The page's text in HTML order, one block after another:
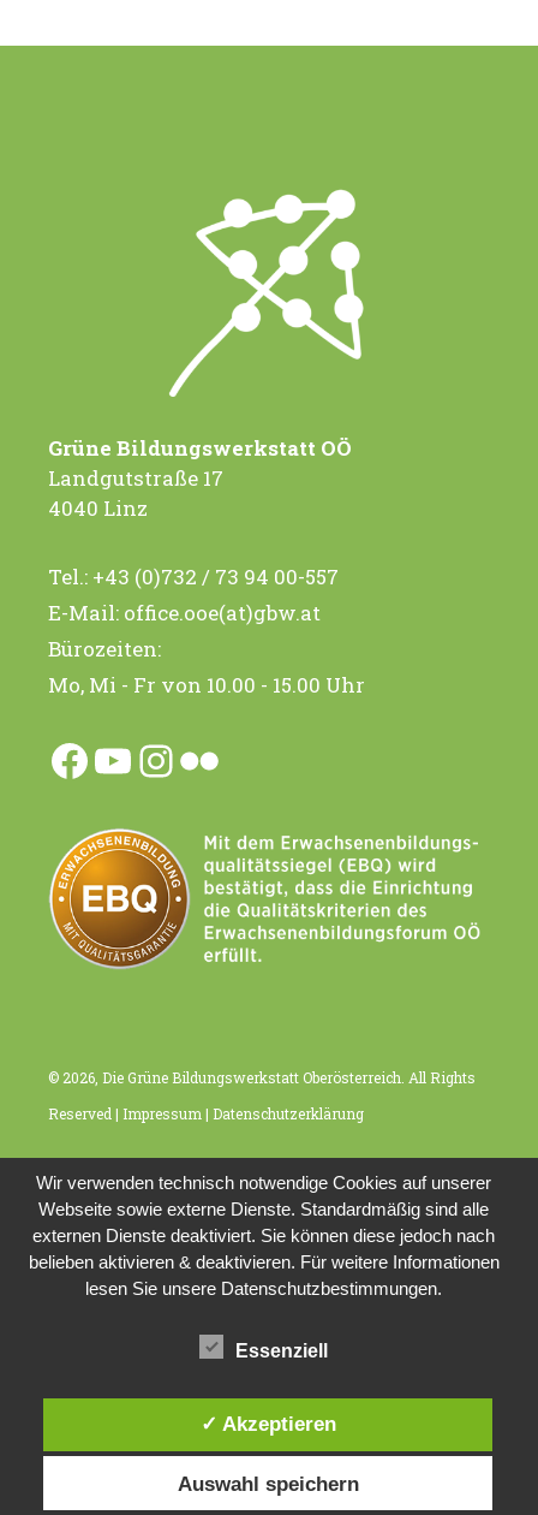
Grüne Bildungswerkstatt OÖ
Landgutstraße 17
4040 Linz
Tel.: +43 (0)732 / 73 94 00-557
E-Mail: office.ooe(at)gbw.at
Bürozeiten:
Mo, Mi - Fr von 10.00 - 15.00 Uhr
Facebook
YouTube
Instagram
Flickr
© 2026, Die Grüne Bildungswerkstatt Oberösterreich. All Rights
Reserved | Impressum | Datenschutzerklärung
Wir verwenden technisch notwendige Cookies auf unserer
Webseite sowie externe Dienste. Standardmäßig sind alle
externen Dienste deaktiviert. Sie können diese jedoch nach
belieben aktivieren & deaktivieren. Für weitere Informationen
lesen Sie unsere Datenschutzbestimmungen.
Essenziell
✓ Akzeptieren
Auswahl speichern